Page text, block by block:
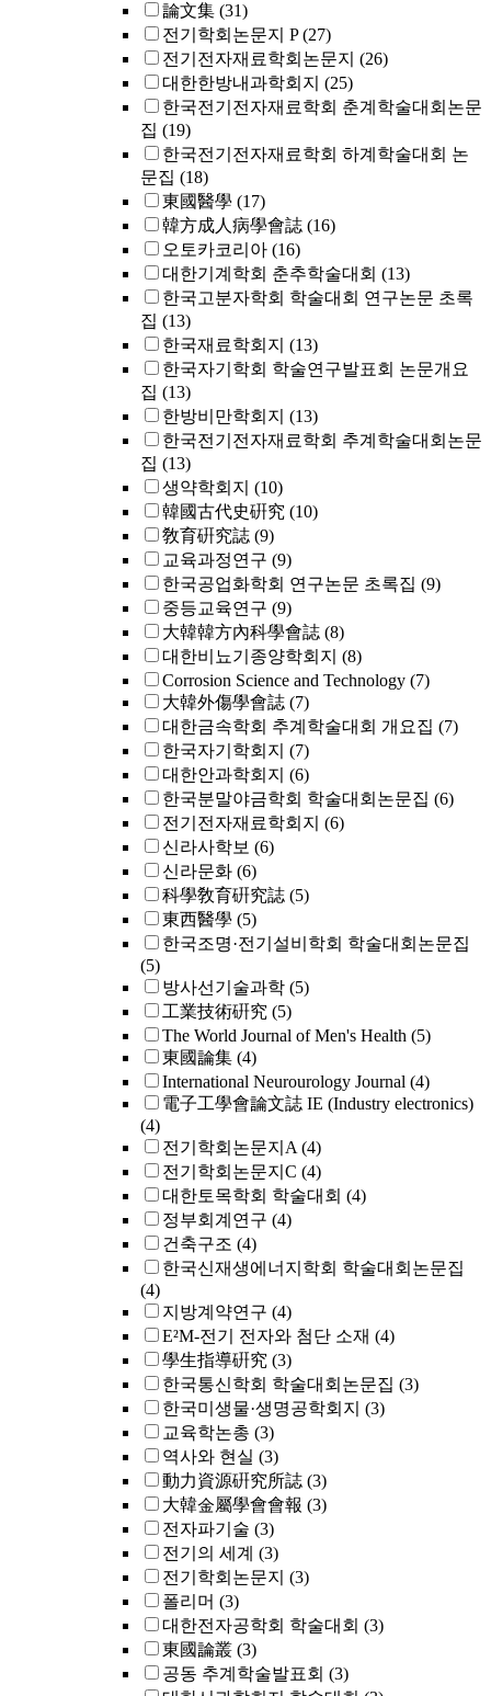
論文集 (31)
전기학회논문지 P (27)
전기전자재료학회논문지 (26)
대한한방내과학회지 (25)
한국전기전자재료학회 춘계학술대회논문
집 (19)
한국전기전자재료학회 하계학술대회 논
문집 (18)
東國醫學 (17)
韓方成人病學會誌 (16)
오토카코리아 (16)
대한기계학회 춘추학술대회 (13)
한국고분자학회 학술대회 연구논문 초록
집 (13)
한국재료학회지 (13)
한국자기학회 학술연구발표회 논문개요
집 (13)
한방비만학회지 (13)
한국전기전자재료학회 추계학술대회논문
집 (13)
생약학회지 (10)
韓國古代史硏究 (10)
敎育硏究誌 (9)
교육과정연구 (9)
한국공업화학회 연구논문 초록집 (9)
중등교육연구 (9)
大韓韓方內科學會誌 (8)
대한비뇨기종양학회지 (8)
Corrosion Science and Technology (7)
大韓外傷學會誌 (7)
대한금속학회 추계학술대회 개요집 (7)
한국자기학회지 (7)
대한안과학회지 (6)
한국분말야금학회 학술대회논문집 (6)
전기전자재료학회지 (6)
신라사학보 (6)
신라문화 (6)
科學敎育硏究誌 (5)
東西醫學 (5)
한국조명·전기설비학회 학술대회논문집
(5)
방사선기술과학 (5)
工業技術硏究 (5)
The World Journal of Men's Health (5)
東國論集 (4)
International Neurourology Journal (4)
電子工學會論文誌 IE (Industry electronics)
(4)
전기학회논문지A (4)
전기학회논문지C (4)
대한토목학회 학술대회 (4)
정부회계연구 (4)
건축구조 (4)
한국신재생에너지학회 학술대회논문집
(4)
지방계약연구 (4)
E²M-전기 전자와 첨단 소재 (4)
學生指導硏究 (3)
한국통신학회 학술대회논문집 (3)
한국미생물·생명공학회지 (3)
교육학논총 (3)
역사와 현실 (3)
動力資源硏究所誌 (3)
大韓金屬學會會報 (3)
전자파기술 (3)
전기의 세계 (3)
전기학회논문지 (3)
폴리머 (3)
대한전자공학회 학술대회 (3)
東國論叢 (3)
공동 추계학술발표회 (3)